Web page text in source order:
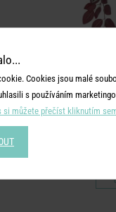
Cookies jsou malé
s používáním
si můžete přečíst kliknutím